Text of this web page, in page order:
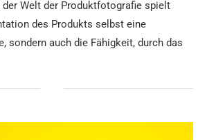
Welt der Produktfotografie spielt
des Produkts selbst eine
sondern auch die Fähigkeit, durch das